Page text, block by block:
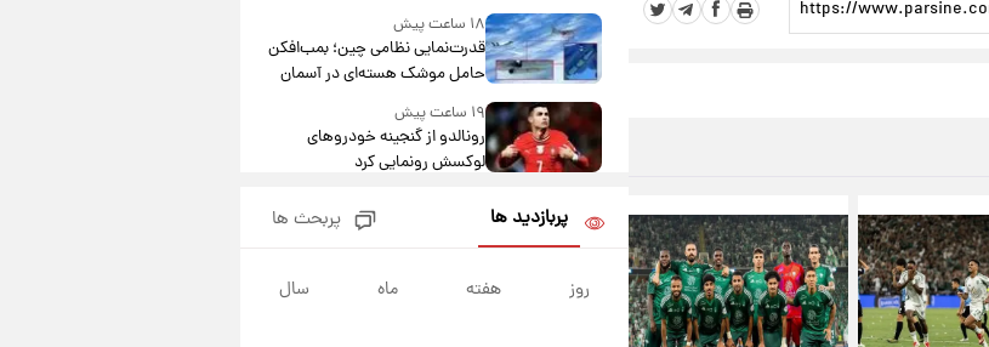
۱۸ ساعت پیش
قدرت‌نمایی نظامی چین؛ بمب‌افکن
حامل موشک هسته‌ای در آسمان
ظاهر شد
۱۹ ساعت پیش
رونالدو از گنجینه خودروهای
لوکسش رونمایی کرد
قیمت دلار در بازار آزاد امروز
ثابت ماند؟ +جدول
۲۰ ساعت پیش
پربازدید ها پربحث ها
روز هفته ماه سال